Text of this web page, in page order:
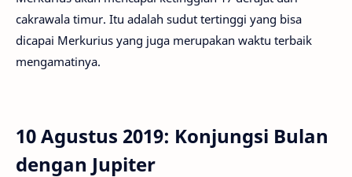
cakrawala timur. Itu adalah sudut tertinggi yang bisa
dicapai Merkurius yang juga merupakan waktu terbaik
mengamatinya.
10 Agustus 2019: Konjungsi Bulan
dengan Jupiter